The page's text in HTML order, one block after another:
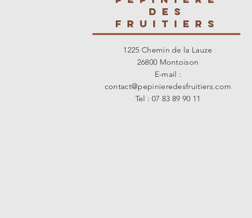
des
fruitiers
1225 Chemin de la Lauze
26800 Montoison
E-mail :
contact@pepinieredesfruitiers.com
Tel : 07 83 89 90 11